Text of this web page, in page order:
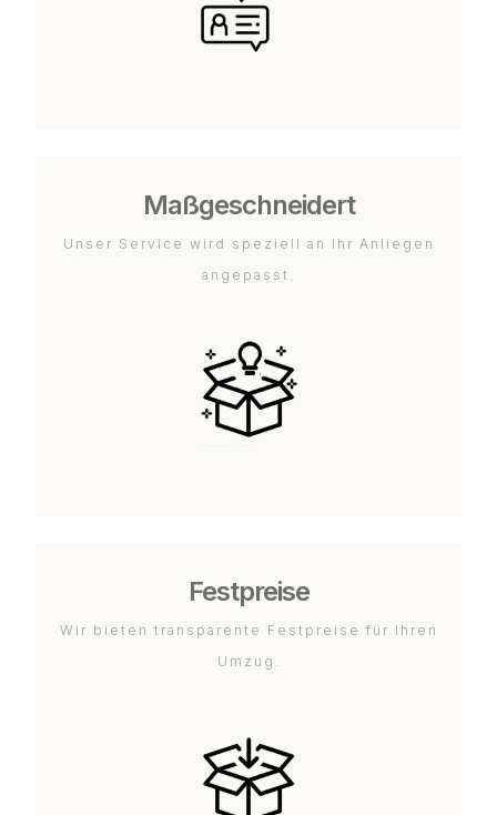
Maßgeschneidert
Unser Service wird speziell an Ihr Anliegen
angepasst.
Festpreise
Wir bieten transparente Festpreise für Ihren
Umzug.